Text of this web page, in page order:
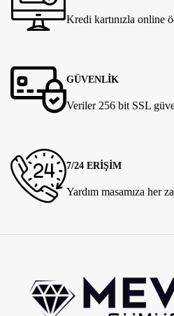
Kredi kartınızla online
GÜVENLİK
Veriler 256 bit SSL
7/24 ERİŞİM
Yardım masamıza her